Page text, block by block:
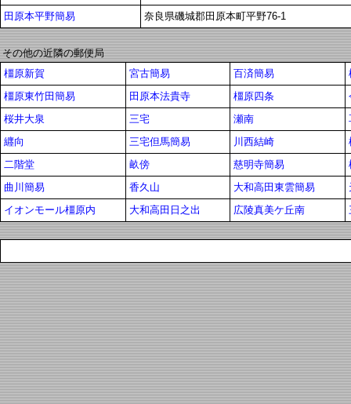
田原本平野簡易
奈良県磯城郡田原本町平野76-1
その他の近隣の郵便局
橿原新賀
宮古簡易 百済簡易
橿原東竹田簡易
田原本法貴寺 橿原四条
桜井大泉
三宅 瀬南
纒向
三宅但馬簡易 川西結崎
二階堂
畝傍 慈明寺簡易
曲川簡易
香久山 大和高田東雲簡易
イオンモール橿原内
大和高田日之出 広陵真美ケ丘南